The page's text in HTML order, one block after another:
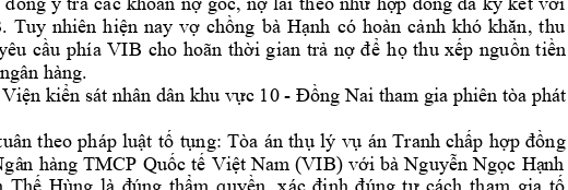
Tuy nhiên hiện nay vợ chồng bà Hạnh có hoàn cảnh khó khăn, thu
cầu phía VIB cho hoãn thời gian trả nợ để họ thu xếp nguồn tiền
hàng.
kiển sát nhân dân khu vực 10 - Đồng Nai tham gia phiên tòa phát
theo pháp luật tố tụng: Tòa án thụ lý vụ án Tranh chấp hợp đồng
n hàng TMCP Quốc tế Việt Nam (VIB) với bà Nguyễn Ngọc Hạnh